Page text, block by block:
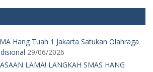
Hang Tuah 1 Jakarta Satukan Olahraga
29/06/2026
LAMA! LANGKAH SMAS HANG